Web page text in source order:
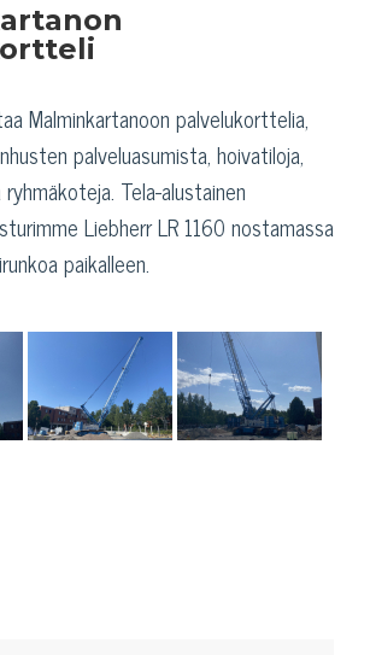
Malminkartanoon palvelukorttelia,
palveluasumista, hoivatiloja,
Tela-alustainen
Liebherr LR 1160 nostamassa
paikalleen.